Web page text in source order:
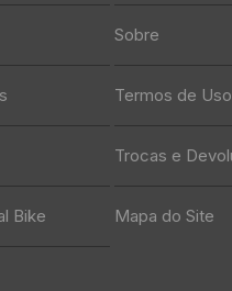
Sobre
Termos de Uso
Trocas e
Bike Mapa do Site